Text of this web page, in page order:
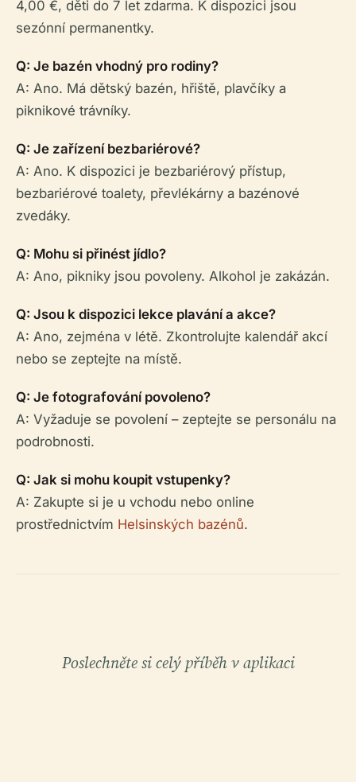
4,00 €, děti do 7 let zdarma. K dispozici jsou
sezónní permanentky.
Q: Je bazén vhodný pro rodiny?
A: Ano. Má dětský bazén, hřiště, plavčíky a
piknikové trávníky.
Q: Je zařízení bezbariérové?
A: Ano. K dispozici je bezbariérový přístup,
bezbariérové toalety, převlékárny a bazénové
zvedáky.
Q: Mohu si přinést jídlo?
A: Ano, pikniky jsou povoleny. Alkohol je zakázán.
Q: Jsou k dispozici lekce plavání a akce?
A: Ano, zejména v létě. Zkontrolujte kalendář akcí
nebo se zeptejte na místě.
Q: Je fotografování povoleno?
A: Vyžaduje se povolení – zeptejte se personálu na
podrobnosti.
Q: Jak si mohu koupit vstupenky?
A: Zakupte si je u vchodu nebo online
prostřednictvím Helsinských bazénů.
Poslechněte si celý příběh v aplikaci